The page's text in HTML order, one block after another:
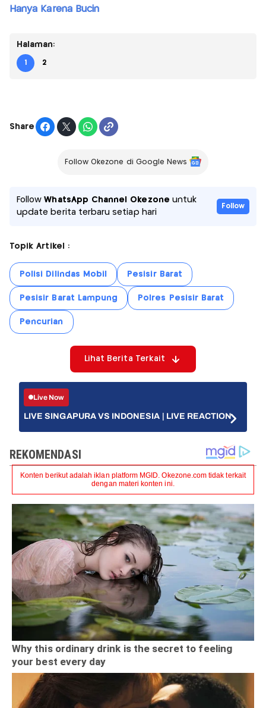
Hanya Karena Bucin
Halaman:
1 2
Share
Follow Okezone di Google News
FollowWhatsApp Channel Okezone untuk
update berita terbaru setiap hari
Follow
Topik Artikel :
Polisi Dilindas Mobil Pesisir Barat
Pesisir Barat Lampung Polres Pesisir Barat
Pencurian
Lihat Berita Terkait
Live Now
LIVE SINGAPURA VS INDONESIA | LIVE REACTION